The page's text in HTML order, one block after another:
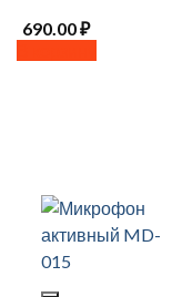
690.00₽